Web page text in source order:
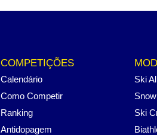
COMPETIÇÕES
Calendário
Como Competir
Ranking
Antidopagem
Ski
Ski